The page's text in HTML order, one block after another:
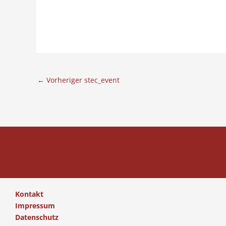
← Vorheriger stec_event
Kontakt
Impressum
Datenschutz